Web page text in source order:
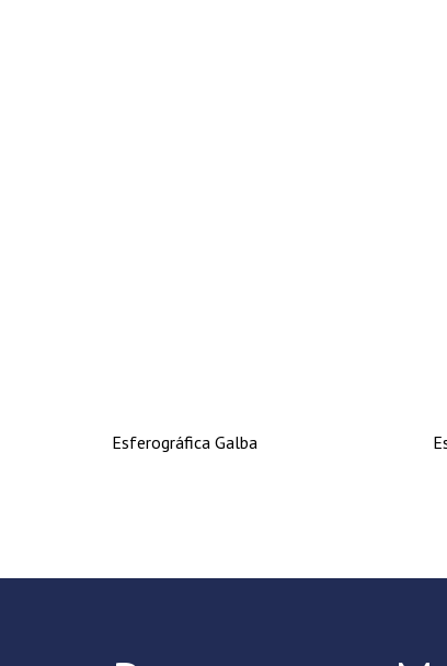
Esferográfica Galba